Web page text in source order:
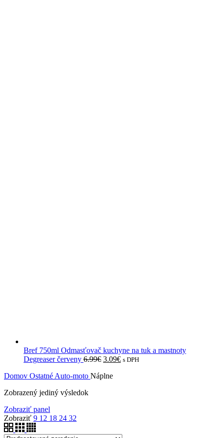
Bref 750ml Odmasťovač kuchyne na tuk a mastnoty
Degreaser červeny 6.99€ 3.09€ s DPH
Domov Ostatné Auto-moto Náplne
Zobrazený jediný výsledok
Zobraziť panel
Zobraziť 9 12 18 24 32